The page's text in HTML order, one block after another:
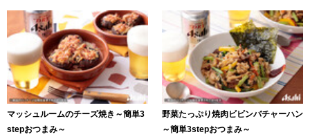
マッシュルームのチーズ焼き～簡単3
stepおつまみ～
野菜たっぷり焼肉ビビンバチャーハン
～簡単3stepおつまみ～